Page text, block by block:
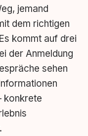
jemand
dem richtigen
kommt auf drei
der Anmeldung
sehen
konkrete